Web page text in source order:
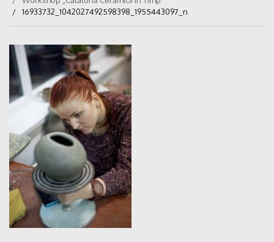
16933732_1042027492598398_1955443097_n